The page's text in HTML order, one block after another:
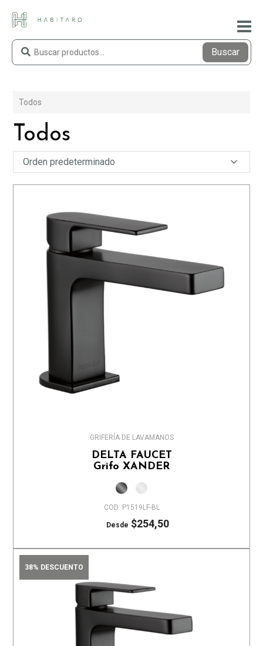
Buscar
Todos
Todos
GRIFERÍA DE LAVAMANOS
DELTA FAUCET
Grifo XANDER
COD: P1519LF-BL
Desde $254,50
38% DESCUENTO